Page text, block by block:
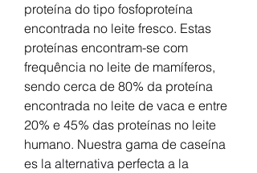
proteína do tipo fosfoproteína
encontrada no leite fresco. Estas
proteínas encontram-se com
frequência no leite de mamíferos,
sendo cerca de 80% da proteína
encontrada no leite de vaca e entre
20% e 45% das proteínas no leite
humano. Nuestra gama de caseína
es la alternativa perfecta a la